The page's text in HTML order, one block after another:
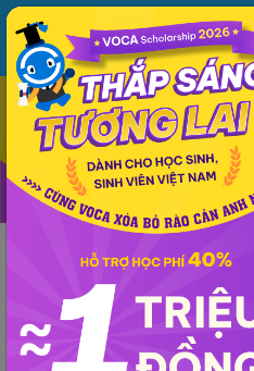
MENU
Từ vựng Ngữ pháp Mẫu câu
Lớp 8
Trung học cơ sở
Lớp 9